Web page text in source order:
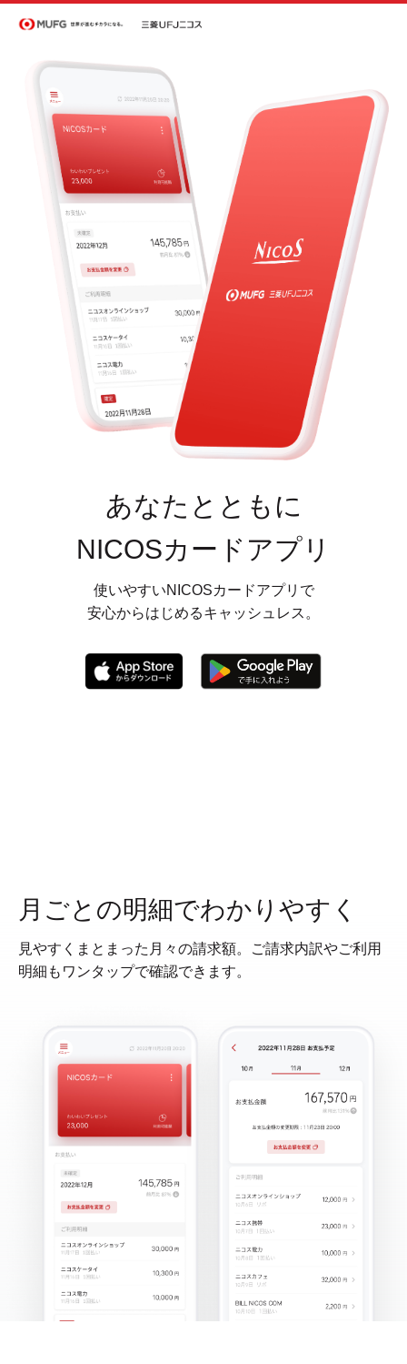
あなたとともに
NICOSカードアプリ
使いやすいNICOSカードアプリで
安心からはじめるキャッシュレス。
月ごとの明細でわかりやすく
見やすくまとまった月々の請求額。ご請求内訳やご利用
明細もワンタップで確認できます。